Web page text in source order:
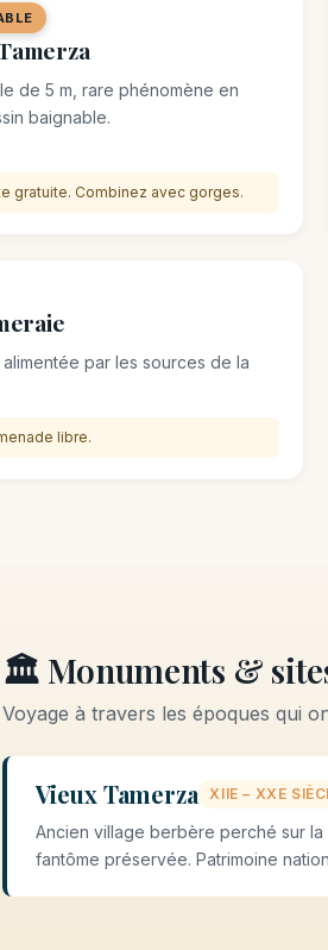
de 5 m, rare phénomène en
baignable.
gratuite. Combinez avec gorges.
par les sources de la
libre.
🏛️ Monuments &
Voyage à travers les époques qui
Vieux Tamerza XIIE – XXE
Ancien village berbère perché sur
fantôme préservée. Patrimoine